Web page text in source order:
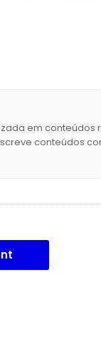
em conteúdos
conteúdos